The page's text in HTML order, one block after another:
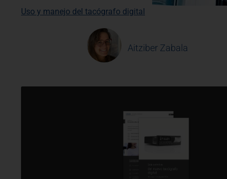
Uso y manejo del tacógrafo digital
Aitziber Zabala